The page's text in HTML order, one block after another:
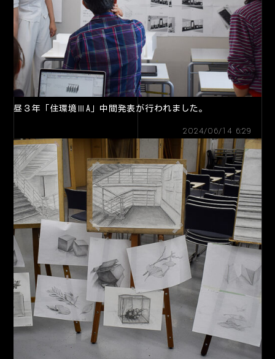
昼３年「住環境ⅢA」中間発表が行われました。
2024/06/14 6:29